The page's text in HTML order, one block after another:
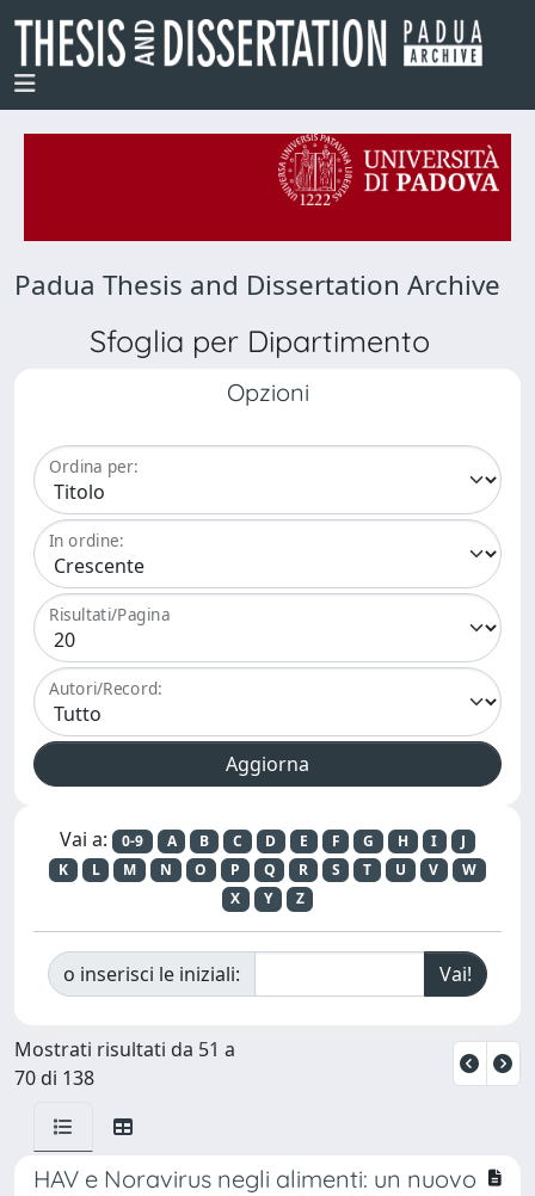
Padua Thesis and Dissertation Archive
Sfoglia per Dipartimento
Opzioni
Ordina per:
In ordine:
Risultati/Pagina
Autori/Record:
Vai a: 0-9 A B C D E F G H I
J
K
L M N O P Q R S T U V
W
X
Y Z
o inserisci le iniziali:
Mostrati risultati da 51 a
70 di 138
HAV e Noravirus negli alimenti: un nuovo